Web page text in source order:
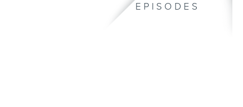
EPISODES